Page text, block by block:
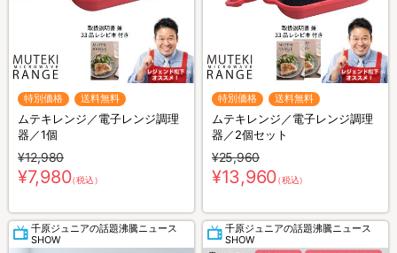
特別価格 送料無料
ムテキレンジ／電子レンジ調理
器／1個
¥12,980
¥7,980（税込）
特別価格 送料無料
ムテキレンジ／電子レンジ調理
器／2個セット
¥25,960
¥13,960（税込）
千原ジュニアの話題沸騰ニュース
SHOW
千原ジュニアの話題沸騰ニュース
SHOW